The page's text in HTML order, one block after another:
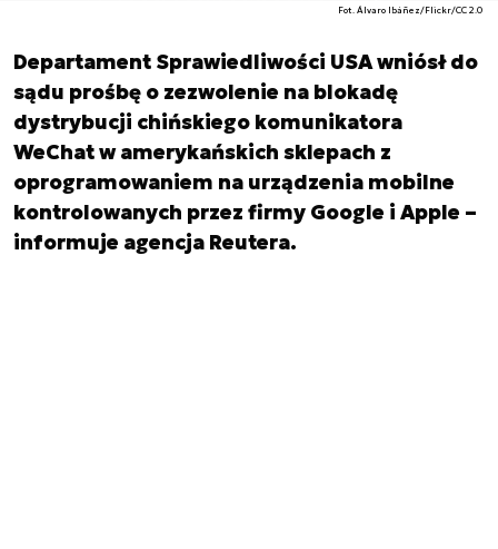
Fot. Álvaro Ibáñez/Flickr/CC 2.0
Departament Sprawiedliwości USA wniósł do
sądu prośbę o zezwolenie na blokadę
dystrybucji chińskiego komunikatora
WeChat w amerykańskich sklepach z
oprogramowaniem na urządzenia mobilne
kontrolowanych przez firmy Google i Apple –
informuje agencja Reutera.